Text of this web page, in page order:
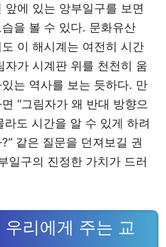
앞에 있는 앙부일구를 보면
을 볼 수 있다. 문화유산
이 해시계는 여전히 시간
자가 시계판 위를 천천히 움
는 역사를 보는 듯하다. 만
“그림자가 왜 반대 방향으
라도 시간을 알 수 있게 하려
같은 질문을 던져보길 권
일구의 진정한 가치가 드러
리에게 주는 교